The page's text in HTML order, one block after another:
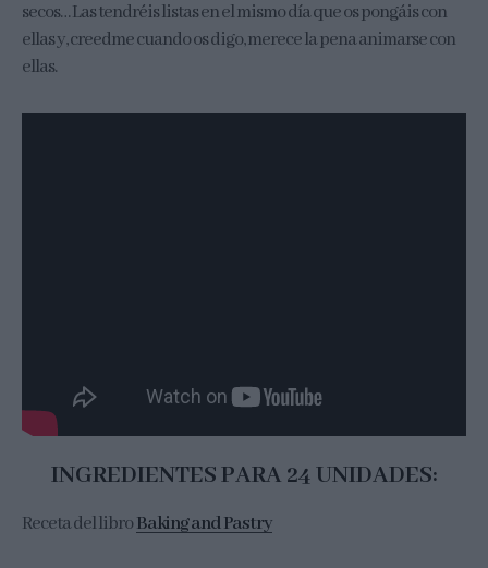
secos… Las tendréis listas en el mismo día que os pongáis con
ellas y, creedme cuando os digo, merece la pena animarse con
ellas.
INGREDIENTES PARA 24 UNIDADES:
Receta del libroBaking and Pastry